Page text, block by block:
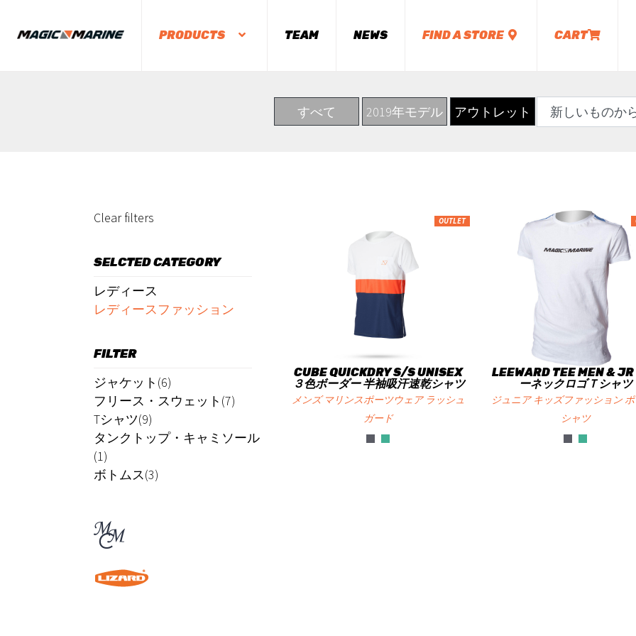
PRODUCTS TEAM NEWS FIND A STORE CART
すべて 2019年モデル アウトレット
Clear filters
SELCTED CATEGORY
レディース
レディースファッション
FILTER
ジャケット(6)
フリース・スウェット(7)
Tシャツ(9)
タンクトップ・キャミソール
(1)
ボトムス(3)
OUTLET
CUBE QUICKDRY S/S UNISEX
３色ボーダー 半袖吸汗速乾シャツ
メンズ マリンスポーツウェア ラッシュ
ガード
LEEWARD TEE MEN & JR
ーネックロゴＴシャツ
ジュニア キッズファッション
シャツ